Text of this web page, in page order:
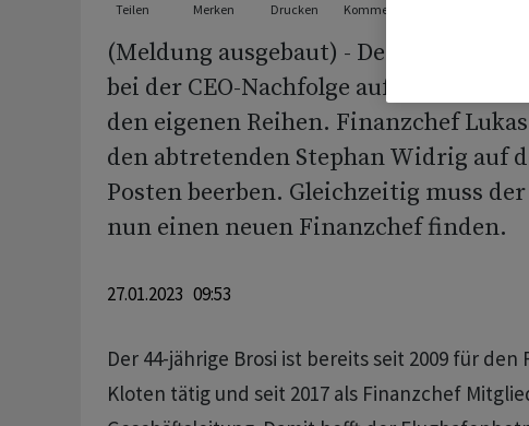
Teilen Merken Drucken Kommentare
(Meldung ausgebaut) - Der Flughafen
bei der CEO-Nachfolge auf eine
den eigenen Reihen. Finanzchef
den abtretenden Stephan Widrig auf
Posten beerben. Gleichzeitig muss
nun einen neuen Finanzchef finden.
27.01.2023 09:53
Der 44-jährige Brosi ist bereits seit 2009 für den
Kloten tätig und seit 2017 als Finanzchef